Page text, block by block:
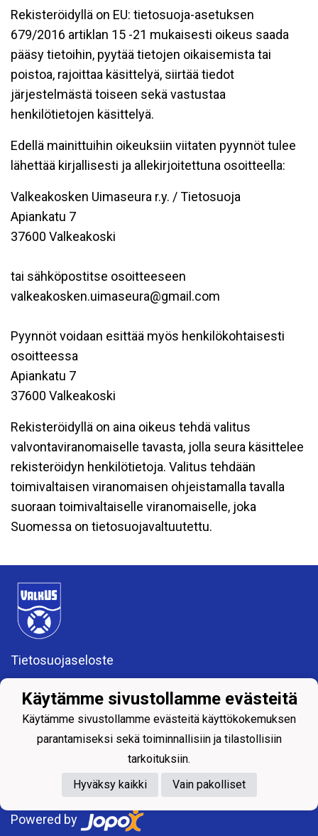
Rekisteröidyllä on EU: tietosuoja-asetuksen
679/2016 artiklan 15 -21 mukaisesti oikeus saada
pääsy tietoihin, pyytää tietojen oikaisemista tai
poistoa, rajoittaa käsittelyä, siirtää tiedot
järjestelmästä toiseen sekä vastustaa
henkilötietojen käsittelyä.
Edellä mainittuihin oikeuksiin viitaten pyynnöt tulee
lähettää kirjallisesti ja allekirjoitettuna osoitteella:
Valkeakosken Uimaseura r.y. / Tietosuoja
Apiankatu 7
37600 Valkeakoski
tai sähköpostitse osoitteeseen
valkeakosken.uimaseura@gmail.com
Pyynnöt voidaan esittää myös henkilökohtaisesti
osoitteessa
Apiankatu 7
37600 Valkeakoski
Rekisteröidyllä on aina oikeus tehdä valitus
valvontaviranomaiselle tavasta, jolla seura käsittelee
rekisteröidyn henkilötietoja. Valitus tehdään
toimivaltaisen viranomaisen ohjeistamalla tavalla
suoraan toimivaltaiselle viranomaiselle, joka
Suomessa on tietosuojavaltuutettu.
Tietosuojaseloste
VALKEAKOSKEN UIMASEURA RY (0157583-4)
valkeakosken.uimaseura@gmail.com
Apiankatu 7, 37600 Valkeakoski
Powered by
Käytämme sivustollamme evästeitä
Käytämme sivustollamme evästeitä käyttökokemuksen
parantamiseksi sekä toiminnallisiin ja tilastollisiin
tarkoituksiin.
Hyväksy kaikki
Vain pakolliset